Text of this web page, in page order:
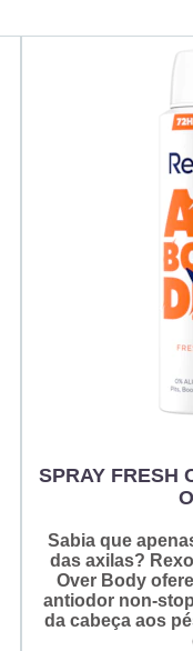
SPRAY FRESH
Sabia que
das axilas?
Over Body
antiodor non-
da cabeça aos